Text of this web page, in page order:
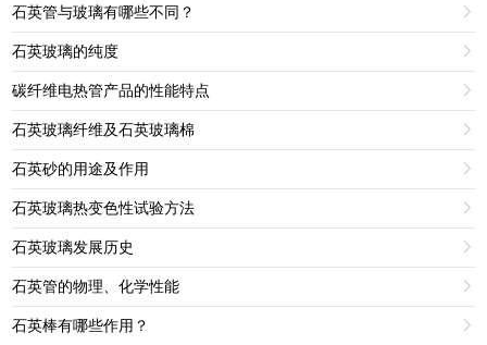
石英管与玻璃有哪些不同？ 
石英玻璃的纯度 
碳纤维电热管产品的性能特点 
石英玻璃纤维及石英玻璃棉 
石英砂的用途及作用 
石英玻璃热变色性试验方法 
石英玻璃发展历史 
石英管的物理、化学性能 
石英棒有哪些作用？ 